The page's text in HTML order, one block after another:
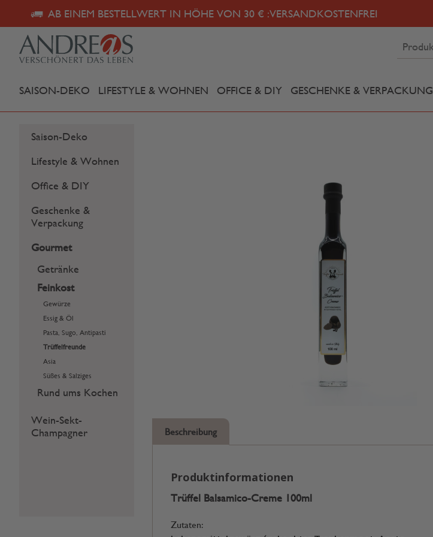
AB EINEM BESTELLWERT IN HÖHE VON 30 € :VERSANDKOSTENFREI
SAISON-DEKO LIFESTYLE & WOHNEN OFFICE & DIY GESCHENKE & VERPACKUNG
Saison-Deko
Lifestyle & Wohnen
Office & DIY
Geschenke &
Verpackung
Gourmet
Getränke
Feinkost
Gewürze
Essig & Öl
Pasta, Sugo, Antipasti
Trüffelfreunde
Asia
Süßes & Salziges
Rund ums Kochen
Wein-Sekt-
Champagner
Beschreibung
Produktinformationen
Trüffel Balsamico-Creme 100ml
Zutaten: